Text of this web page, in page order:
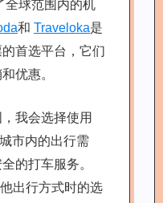
全球范围内的机
和 Traveloka是
首选平台，它们
优惠。
我会选择使用
市内的出行需
的打车服务。
出行方式时的选